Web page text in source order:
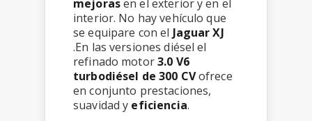
mejorasen el exterior y en el
interior. No hay vehículo que
se equipare con el Jaguar XJ
.En las versiones diésel el
refinado motor3.0 V6
turbodiésel de 300 CVofrece
en conjunto prestaciones,
suavidad y eficiencia.